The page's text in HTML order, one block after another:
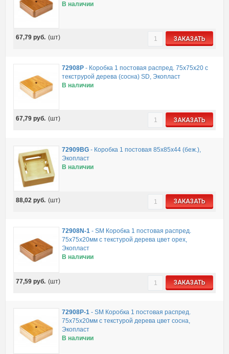
В наличии
67,79 руб. (шт) ЗАКАЗАТЬ
72908P- Коробка 1 постовая распред. 75х75х20 c
текструрой дерева (сосна) SD, Экопласт
В наличии
67,79 руб. (шт) ЗАКАЗАТЬ
72909BG- Коробка 1 постовая 85х85х44 (беж.),
Экопласт
В наличии
88,02 руб. (шт) ЗАКАЗАТЬ
72908N-1- SM Коробка 1 постовая распред.
75х75х20мм c текстурой дерева цвет орех,
Экопласт
В наличии
77,59 руб. (шт) ЗАКАЗАТЬ
72908P-1- SM Коробка 1 постовая распред.
75х75х20мм c текстурой дерева цвет сосна,
Экопласт
В наличии